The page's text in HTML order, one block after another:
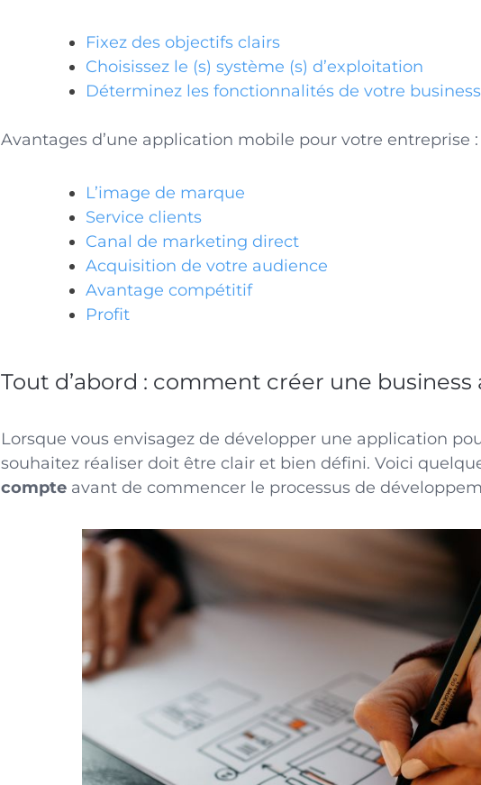
Fixez des objectifs clairs
Choisissez le (s) système (s) d’exploitation
Déterminez les fonctionnalités de votre
Avantages d’une application mobile pour votre entreprise :
L’image de marque
Service clients
Canal de marketing direct
Acquisition de votre audience
Avantage compétitif
Profit
Tout d’abord : comment créer une business
Lorsque vous envisagez de développer une application
souhaitez réaliser doit être clair et bien défini. Voici
compte avant de commencer le processus de